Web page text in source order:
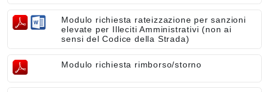
Modulo richiesta rateizzazione per sanzioni
elevate per Illeciti Amministrativi (non ai
sensi del Codice della Strada)
Modulo richiesta rimborso/storno